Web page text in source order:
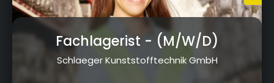
Fachlagerist - (M/W/D)
Schlaeger Kunststofftechnik GmbH